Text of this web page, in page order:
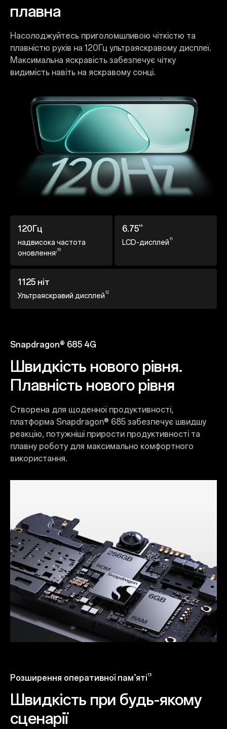
плавна
Насолоджуйтесь приголомшливою чіткістю та
плавністю рухів на 120Гц ультраяскравому дисплеї.
Максимальна яскравість забезпечує чітку
видимість навіть на яскравому сонці.
120Гц
надвисока частота
оновленняⁱ10
6.75''
LCD-дисплей 11
1125 ніт
Ультраяскравий дисплей 12
Snapdragon® 685 4G
Швидкість нового рівня.
Плавність нового рівня
Створена для щоденної продуктивності,
платформа Snapdragon® 685 забезпечує швидшу
реакцію, потужніші прирости продуктивності та
плавну роботу для максимально комфортного
використання.
Розширення оперативної пам’яті 13
Швидкість при будь-якому
сценарії